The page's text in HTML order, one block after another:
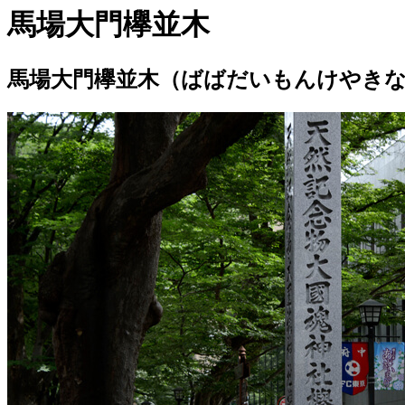
馬場大門欅並木
馬場大門欅並木（ばばだいもんけやき